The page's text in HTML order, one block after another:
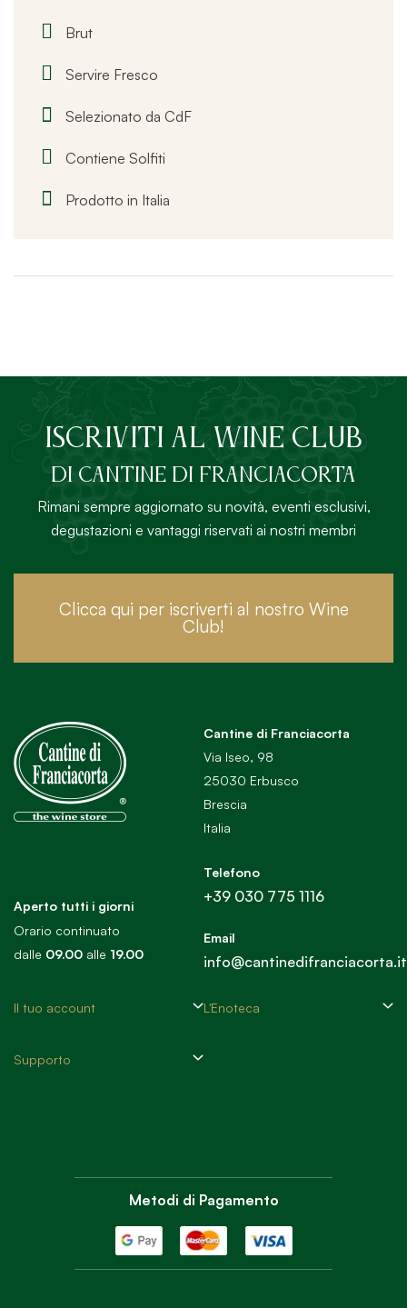
Brut
Servire Fresco
Selezionato da CdF
Contiene Solfiti
Prodotto in Italia
ISCRIVITI AL Wine Club
DI Cantine di Franciacorta
Rimani sempre aggiornato su novità, eventi esclusivi,
degustazioni e vantaggi riservati ai nostri membri
Clicca qui per iscriverti al nostro Wine
Club!
Aperto tutti i giorni
Orario continuato
dalle 09.00 alle 19.00
Cantine di Franciacorta
Via Iseo, 98
25030 Erbusco
Brescia
Italia
Telefono
+39 030 775 1116
Email
info@cantinedifranciacorta.it
Il tuo account L'Enoteca
Supporto
Metodi di Pagamento